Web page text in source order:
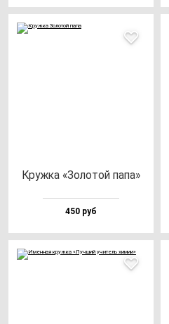
Круж­ка «Золо­той па­па»
450 руб